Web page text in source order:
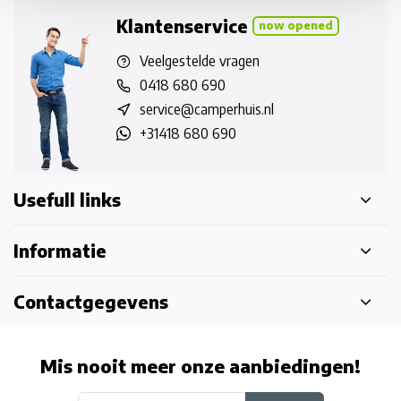
Klantenservice now opened
Veelgestelde vragen
0418 680 690
service@camperhuis.nl
+31418 680 690
Usefull links
Informatie
Contactgegevens
Mis nooit meer onze aanbiedingen!